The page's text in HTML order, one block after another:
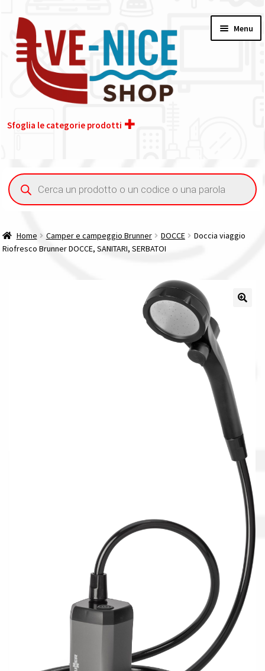
alla
navigazione
contenuto
Menu
Sfoglia le categorie prodotti
Acquisto iva 4% (agevolata)
Contatti
Guida all’utilizzo del sito
Ricerca
prodotti
Home Camper e campeggio Brunner DOCCE
Doccia viaggio
Riofresco Brunner DOCCE, SANITARI, SERBATOI